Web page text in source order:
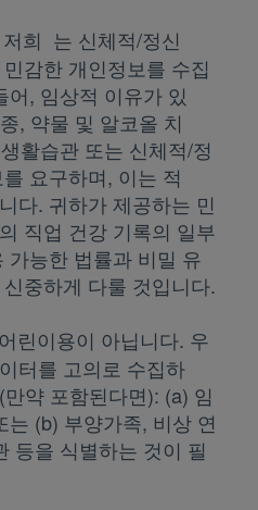
희 는 신체적/정신
감한 개인정보를 수집
, 임상적 이유가 있
, 약물 및 알코올 치
활습관 또는 신체적/정
요구하며, 이는 적
다. 귀하가 제공하는 민
직업 건강 기록의 일부
가능한 법률과 비밀 유
중하게 다룰 것입니다.
린이용이 아닙니다. 우
터를 고의로 수집하
약 포함된다면): (a) 임
(b) 부양가족, 비상 연
등을 식별하는 것이 필